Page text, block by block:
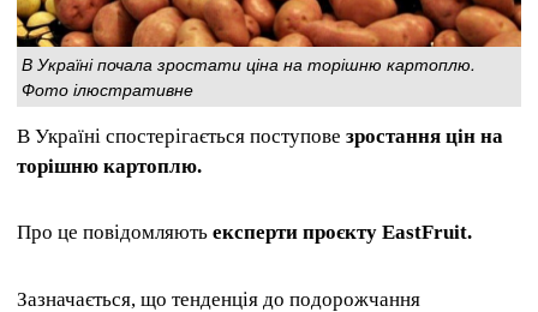
В Україні почала зростати ціна на торішню картоплю.
Фото ілюстративне
В Україні спостерігається поступове зростання цін на
торішню картоплю.
Про це повідомляють експерти проєкту EastFruit.
Зазначається, що тенденція до подорожчання